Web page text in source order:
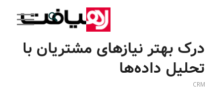
درک بهتر نیازهای مشتریان با
تحلیل داده‌ها
CRM